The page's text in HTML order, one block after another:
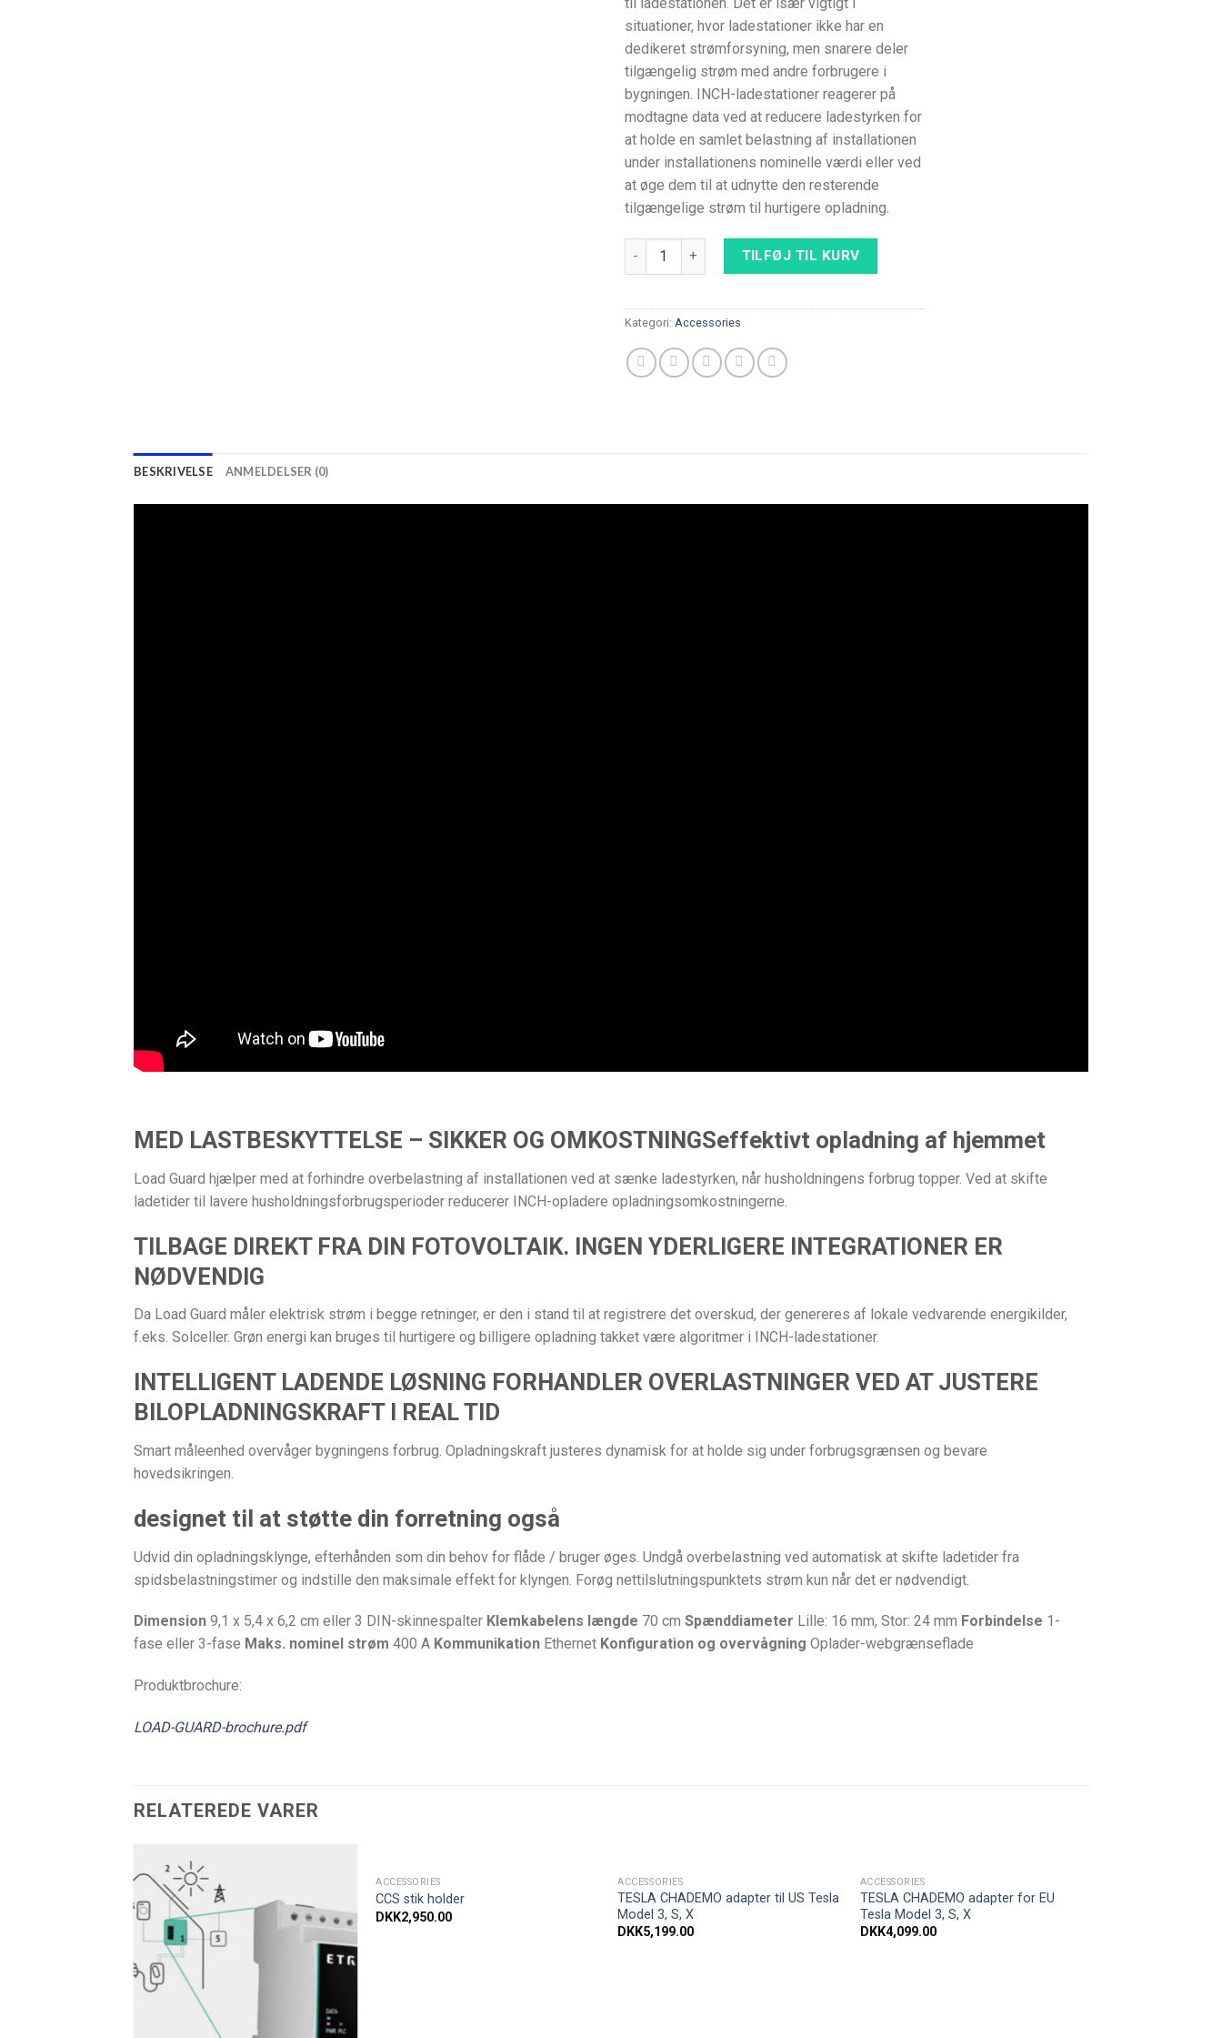
situationer, hvor ladestationer ikke har en
dedikeret strømforsyning, men snarere deler
tilgængelig strøm med andre forbrugere i
bygningen. INCH-ladestationer reagerer på
modtagne data ved at reducere ladestyrken for
at holde en samlet belastning af installationen
under installationens nominelle værdi eller ved
at øge dem til at udnytte den resterende
tilgængelige strøm til hurtigere opladning.
Belastning afskærmning for Etrel-stationer 400A antal
TILFØJ TIL KURV
Kategori: Accessories
BESKRIVELSE ANMELDELSER (0)
MED LASTBESKYTTELSE – SIKKER OG OMKOSTNINGSeffektivt opladning af hjemmet
Load Guard hjælper med at forhindre overbelastning af installationen ved at sænke ladestyrken, når husholdningens forbrug topper. Ved at skifte
ladetider til lavere husholdningsforbrugsperioder reducerer INCH-opladere opladningsomkostningerne.
TILBAGE DIREKT FRA DIN FOTOVOLTAIK. INGEN YDERLIGERE INTEGRATIONER ER
NØDVENDIG
Da Load Guard måler elektrisk strøm i begge retninger, er den i stand til at registrere det overskud, der genereres af lokale vedvarende energikilder,
f.eks. Solceller. Grøn energi kan bruges til hurtigere og billigere opladning takket være algoritmer i INCH-ladestationer.
INTELLIGENT LADENDE LØSNING FORHANDLER OVERLASTNINGER VED AT JUSTERE
BILOPLADNINGSKRAFT I REAL TID
Smart måleenhed overvåger bygningens forbrug. Opladningskraft justeres dynamisk for at holde sig under forbrugsgrænsen og bevare
hovedsikringen.
designet til at støtte din forretning også
Udvid din opladningsklynge, efterhånden som din behov for flåde / bruger øges. Undgå overbelastning ved automatisk at skifte ladetider fra
spidsbelastningstimer og indstille den maksimale effekt for klyngen. Forøg nettilslutningspunktets strøm kun når det er nødvendigt.
Dimension 9,1 x 5,4 x 6,2 cm eller 3 DIN-skinnespalter Klemkabelens længde 70 cm Spænddiameter Lille: 16 mm, Stor: 24 mm Forbindelse 1-
fase eller 3-fase Maks. nominel strøm 400 A Kommunikation Ethernet Konfiguration og overvågning Oplader-webgrænseflade
Produktbrochure:
LOAD-GUARD-brochure.pdf
RELATEREDE VARER
ønskeliste
ACCESSORIES
CCS stik holder
DKK2,950.00
Tilføj til
ACCESSORIES
TESLA CHADEMO adapter til US Tesla
Model 3, S, X
DKK5,199.00
Tilføj til
ACCESSORIES
TESLA CHADEMO adapter for EU
Tesla Model 3, S, X
DKK4,099.00